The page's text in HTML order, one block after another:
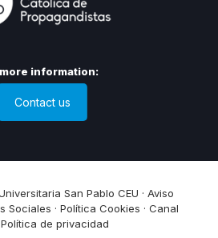
information:
Contact us
San Pablo CEU · Aviso
Sociales · Política Cookies · Canal
Política de privacidad